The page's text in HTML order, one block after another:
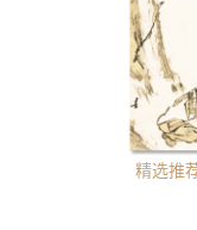
精选推